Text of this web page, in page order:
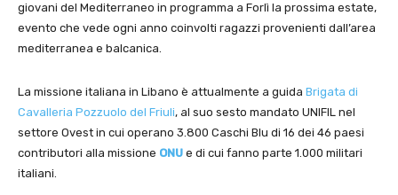
giovani del Mediterraneo in programma a Forlì la prossima estate,
evento che vede ogni anno coinvolti ragazzi provenienti dall’area
mediterranea e balcanica.
La missione italiana in Libano è attualmente a guida Brigata di
Cavalleria Pozzuolo del Friuli, al suo sesto mandato UNIFIL nel
settore Ovest in cui operano 3.800 Caschi Blu di 16 dei 46 paesi
contributori alla missione ONU e di cui fanno parte 1.000 militari
italiani.